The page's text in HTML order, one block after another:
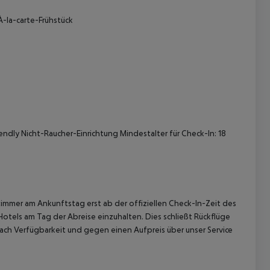
la-carte-Frühstück
Nicht-Raucher-Einrichtung Mindestalter für Check-In: 18
am Ankunftstag erst ab der offiziellen Check-In-Zeit des
am Tag der Abreise einzuhalten. Dies schließt Rückflüge
Verfügbarkeit und gegen einen Aufpreis über unser Service